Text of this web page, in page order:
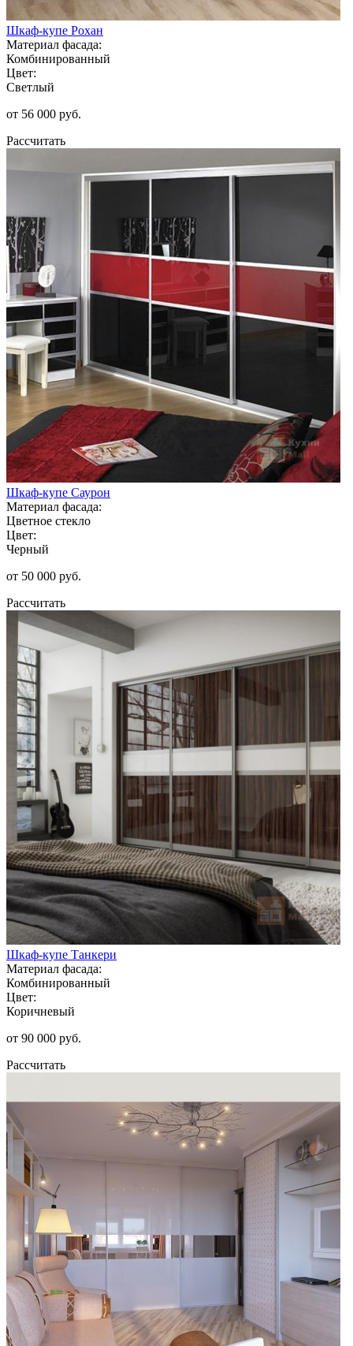
Шкаф-купе Рохан
Материал фасада:
Комбинированный
Цвет:
Светлый
от 56 000 руб.
Рассчитать
Шкаф-купе Саурон
Материал фасада:
Цветное стекло
Цвет:
Черный
от 50 000 руб.
Рассчитать
Шкаф-купе Танкери
Материал фасада:
Комбинированный
Цвет:
Коричневый
от 90 000 руб.
Рассчитать